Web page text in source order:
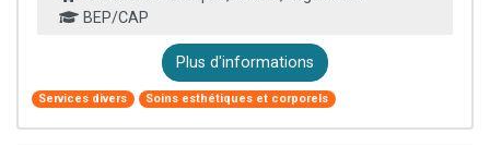
BEP/CAP
Plus d'informations
Services divers Soins esthétiques et corporels